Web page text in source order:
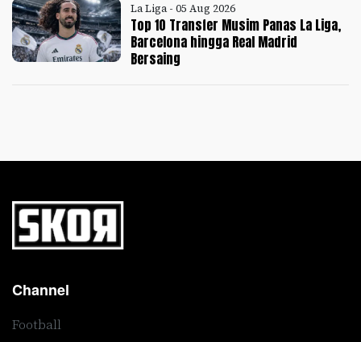
La Liga - 05 Aug 2026
Top 10 Transfer Musim Panas La Liga,
Barcelona hingga Real Madrid
Bersaing
Channel
Football